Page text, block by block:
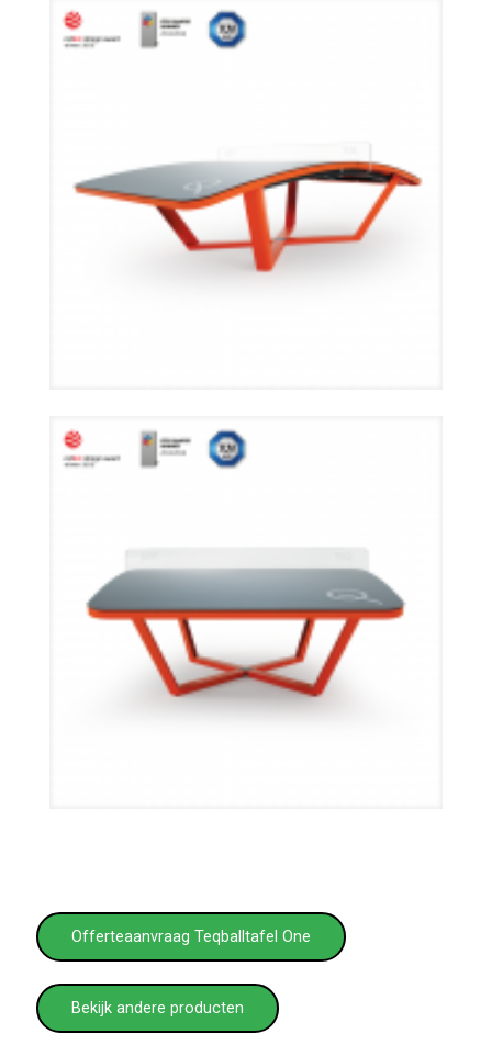
Offerteaanvraag Teqballtafel One
Bekijk andere producten